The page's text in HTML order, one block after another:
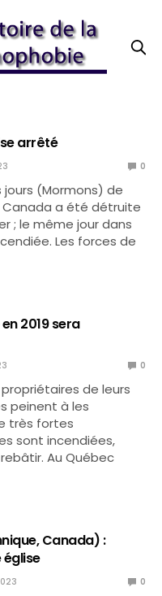
arrêté
0
jours (Mormons) de
Canada a été détruite
; le même jour dans
Les forces de
2019 sera
0
de leurs
peinent à les
très fortes
sont incendiées,
Au Québec
Canada) :
église
0